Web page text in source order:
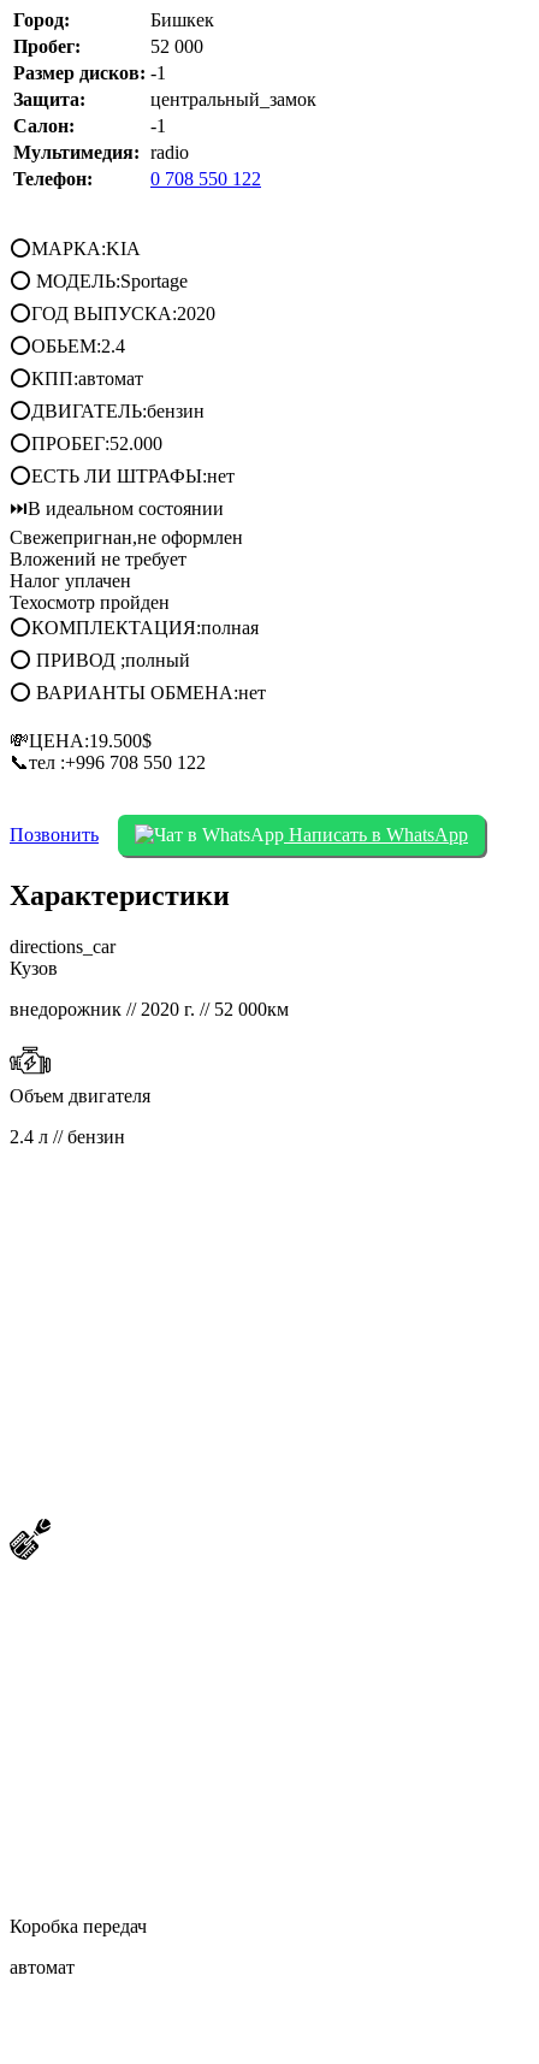
Город:
Бишкек
Пробег:
52 000
Размер дисков: -1
Защита:
центральный_замок
Салон:
-1
Мультимедия: radio
Телефон:
0 708 550 122
⭕МАРКА:KIA
⭕ МОДЕЛЬ:Sportage
⭕ГОД ВЫПУСКА:2020
⭕ОБЬЕМ:2.4
⭕КПП:автомат
⭕ДВИГАТЕЛЬ:бензин
⭕ПРОБЕГ:52.000
⭕ЕСТЬ ЛИ ШТРАФЫ:нет
⏭️В идеальном состоянии
Свежепригнан,не оформлен
Вложений не требует
Налог уплачен
Техосмотр пройден
⭕КОМПЛЕКТАЦИЯ:полная
⭕ ПРИВОД ;полный
⭕ ВАРИАНТЫ ОБМЕНА:нет
💸ЦЕНА:19.500$
📞тел :‪+996 708 550 122
Позвонить Написать в WhatsApp
Характеристики
directions_car
Кузов
внедорожник // 2020 г. // 52 000км
Объем двигателя
2.4 л // бензин
Коробка передач
автомат